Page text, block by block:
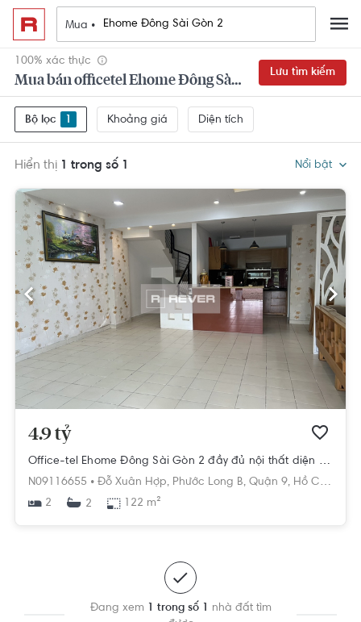
Mua •
100% xác thực
Mua bán officetel Ehome Đông Sài Gòn 2 Quận 9 đẹp,
Lưu tìm kiếm
Bộ lọc 1 Khoảng giá Diện tích
Hiển thị 1 trong số 1 Nổi bật
4.9 tỷ
Office-tel Ehome Đông Sài Gòn 2 đầy đủ nội thất diện tích 122m²
N09116655 • Đỗ Xuân Hợp, Phước Long B, Quận 9, Hồ Chí Minh
2
2 122 m²
Đang xem 1 trong số 1 nhà đất tìm